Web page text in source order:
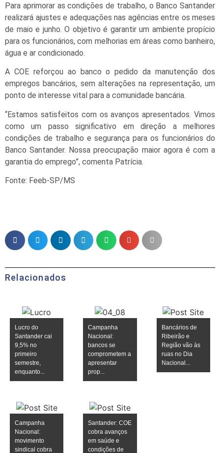
Para aprimorar as condições de trabalho, o Banco Santander
realizará ajustes e adequações nas agências entre os meses
de maio e junho. O objetivo é garantir um ambiente propício
para os funcionários, com melhorias em áreas como banheiro,
água e ar condicionado.
A COE reforçou ao banco o pedido da manutenção dos
empregos bancários, sem alterações na representação, um
ponto de interesse vital para a comunidade bancária.
“Estamos satisfeitos com os avanços apresentados. Vimos
como um passo significativo em direção a melhores
condições de trabalho e segurança para os funcionários do
Banco Santander. Nossa preocupação maior agora é com a
garantia do emprego”, comenta Patrícia.
Fonte: Feeb-SP/MS
Relacionados
Lucro do
Santander cai
9,5% no
primeiro
semestre,
enquanto...
Campanha
Nacional:
bancos se
comprometem a
apresentar
prop...
Bancários de
Ribeirão e
Região vão às
ruas no Dia
Nacional...
Campanha
Nacional:
movimento
sindical cobra
Santander: COE
cobra avanços
em saúde e
condições de